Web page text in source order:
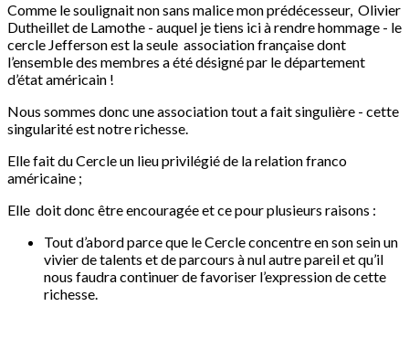
Comme le soulignait non sans malice mon prédécesseur, Olivier
Dutheillet de Lamothe - auquel je tiens ici à rendre hommage - le
cercle Jefferson est la seule association française dont
l’ensemble des membres a été désigné par le département
d’état américain !
Nous sommes donc une association tout a fait singulière - cette
singularité est notre richesse.
Elle fait du Cercle un lieu privilégié de la relation franco
américaine ;
Elle doit donc être encouragée et ce pour plusieurs raisons :
Tout d’abord parce que le Cercle concentre en son sein un
vivier de talents et de parcours à nul autre pareil et qu’il
nous faudra continuer de favoriser l’expression de cette
richesse.